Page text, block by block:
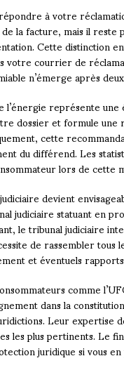
à votre
la facture, mais il
Cette
courrier de
n’émerge après
l’énergie représente
dossier et formule une
cette
du différend. Les
lors de cette
devient
judiciaire statuant en
le tribunal judiciaire
de rassembler
et éventuels
comme
dans la
Leur expertise
les plus pertinents. Le
juridique si vous